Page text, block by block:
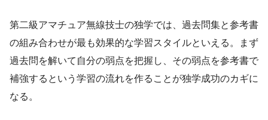
第二級アマチュア無線技士の独学では、過去問集と参考書
の組み合わせが最も効果的な学習スタイルといえる。まず
過去問を解いて自分の弱点を把握し、その弱点を参考書で
補強するという学習の流れを作ることが独学成功のカギに
なる。